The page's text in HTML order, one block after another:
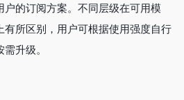
的订阅方案。不同层级在可用模
所区别，用户可根据使用强度自行
升级。